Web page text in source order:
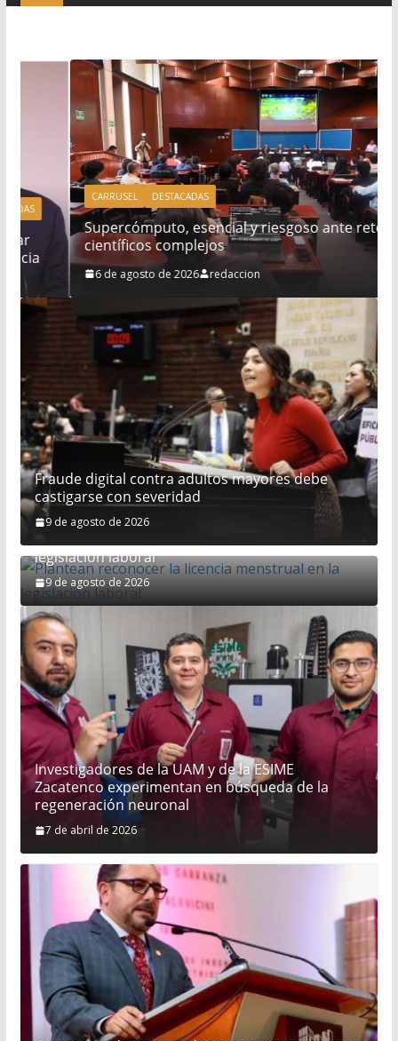
CARRUSEL DESTACADAS
Supercómputo, esencial y riesgoso ante retos
científicos complejos
6 de agosto de 2026 redaccion
Fraude digital contra adultos mayores debe
castigarse con severidad
9 de agosto de 2026
legislación laboral
9 de agosto de 2026
Investigadores de la UAM y de la ESIME
Zacatenco experimentan en búsqueda de la
regeneración neuronal
7 de abril de 2026